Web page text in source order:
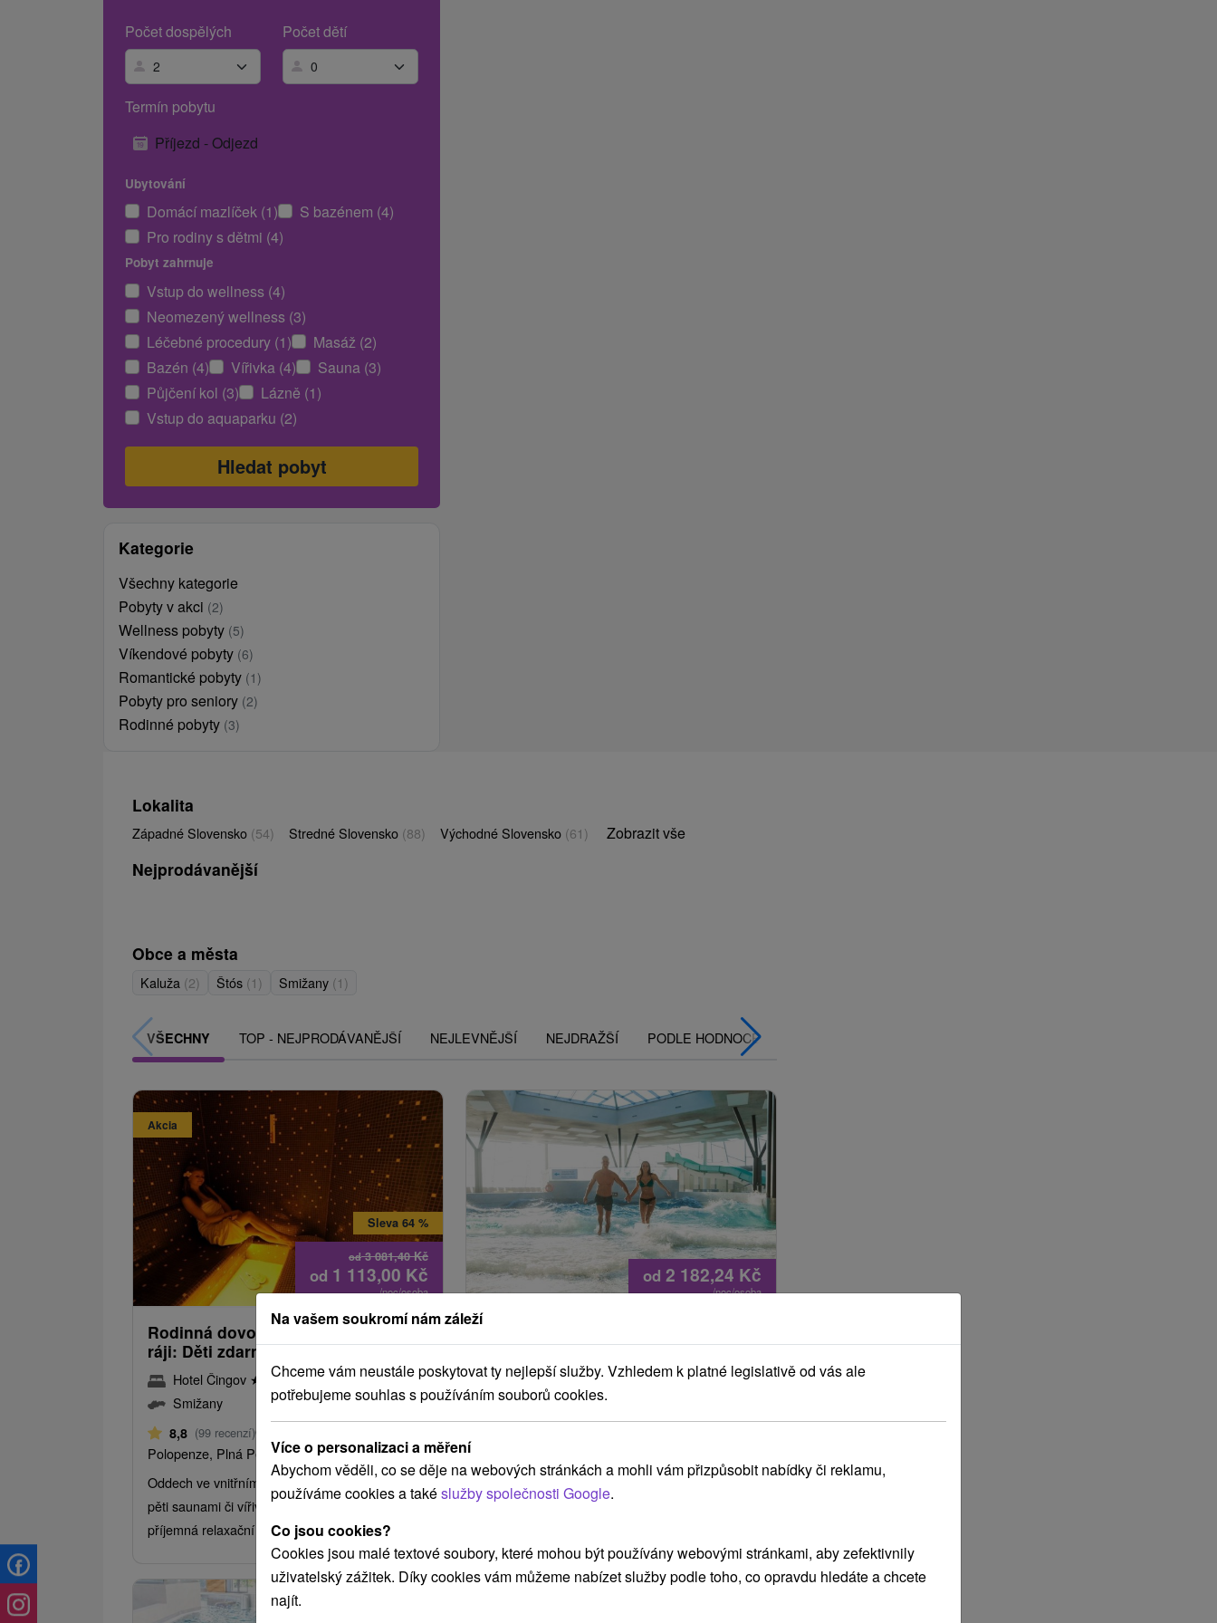
Počet dospělých
Počet dětí
Termín pobytu
Příjezd - Odjezd
Ubytování
Domácí mazlíček (1)
S bazénem (4)
Pro rodiny s dětmi (4)
Pobyt zahrnuje
Vstup do wellness (4)
Neomezený wellness (3)
Léčebné procedury (1)
Masáž (2)
Bazén (4)
Vířivka (4)
Sauna (3)
Půjčení kol (3)
Lázně (1)
Vstup do aquaparku (2)
Kategorie
Všechny kategorie
Pobyty v akci (2)
Wellness pobyty (5)
Víkendové pobyty (6)
Romantické pobyty (1)
Pobyty pro seniory (2)
Rodinné pobyty (3)
Lokalita
Západné Slovensko (54) Stredné Slovensko (88) Východné Slovensko (61) Zobrazit vše
Nejprodávanější
Obce a města
Kaluža (2) Štós (1) Smižany (1)
VŠECHNY TOP - NEJPRODÁVANĚJŠÍ NEJLEVNĚJŠÍ NEJDRAŽŠÍ PODLE HODNOCENÍ
Akcia
od3 081,40Kč
Sleva 64 %
od 1 113,00 Kč
/noc/osoba
Rodinná dovolená ve Slovenském
ráji: Děti zdarma, wellness a bazény
Hotel Čingov ★ ★★Slovenský raj
Smižany
8,8 (99 recenzí)Od 2 Nocí
Polopenze, Plná Penze
Oddech ve vnitřním bazénu a wellness centru s
pěti saunami či vířivkou ideálně doplňuje
příjemná relaxační masáž těla.
od 2 182,24 Kč
/noc/osoba
Exkluzivní pobyt "u slovenského
moře" s výjimečným vodním
světem a wellness
Thermal Šírava SPA Resort
Kaluža
Dopřejte si komfortní ubytování, polopenzi,
neomezený vstup do Thermalparku a wellness
Na vašem soukromí nám záleží
Chceme vám neustále poskytovat ty nejlepší služby. Vzhledem k platné legislativě od vás ale
potřebujeme souhlas s používáním souborů cookies.
Více o personalizaci a měření
Abychom věděli, co se děje na webových stránkách a mohli vám přizpůsobit nabídky či reklamu,
používáme cookies a takéslužby společnosti Google.
Co jsou cookies?
Cookies jsou malé textové soubory, které mohou být používány webovými stránkami, aby zefektivnily
uživatelský zážitek. Díky cookies vám můžeme nabízet služby podle toho, co opravdu hledáte a chcete
najít.